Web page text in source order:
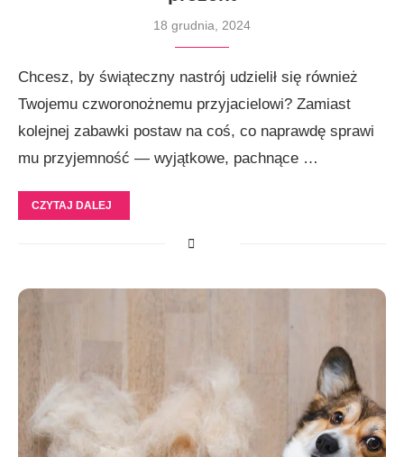
18 grudnia, 2024
Chcesz, by świąteczny nastrój udzielił się również
Twojemu czworonożnemu przyjacielowi? Zamiast
kolejnej zabawki postaw na coś, co naprawdę sprawi
mu przyjemność — wyjątkowe, pachnące …
CZYTAJ DALEJ